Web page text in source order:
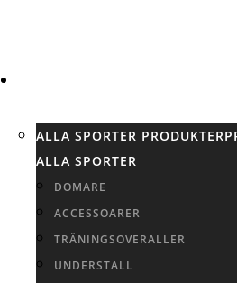
ALLA SPORTER PRODUKTER
ALLA SPORTER
DOMARE
ACCESSOARER
TRÄNINGSOVERALLER
UNDERSTÄLL